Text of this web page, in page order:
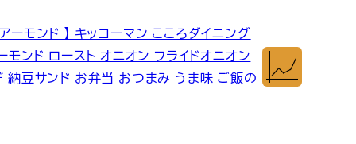
モンド 】 キッコーマン こころダイニング
ンド ロースト オニオン フライドオニオン
納豆サンド お弁当 おつまみ うま味 ご飯の